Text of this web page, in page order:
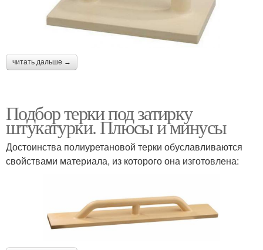
читать дальше →
Подбор терки под затирку
штукатурки. Плюсы и минусы
Достоинства полиуретановой терки обуславливаются
свойствами материала, из которого она изготовлена: